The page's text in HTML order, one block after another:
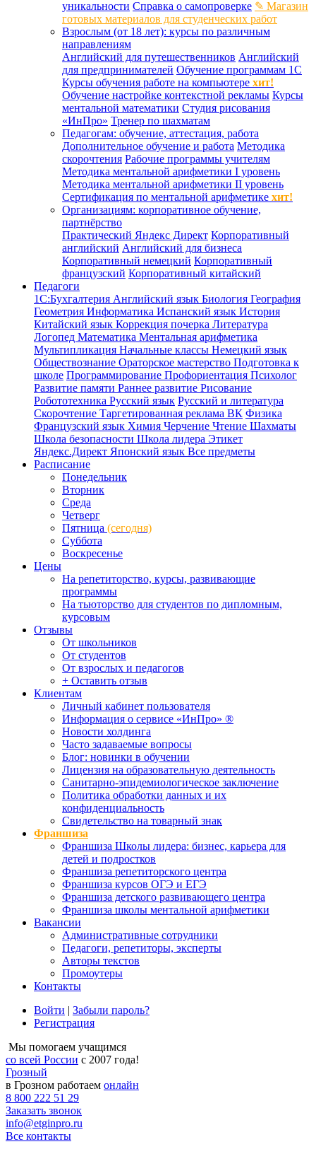
уникальности Справка о самопроверке ✎ Магазин
готовых материалов для студенческих работ
Взрослым (от 18 лет): курсы по различным
направлениям
Английский для путешественников Английский
для предпринимателей Обучение программам 1С
Курсы обучения работе на компьютере хит!
Обучение настройке контекстной рекламы Курсы
ментальной математики Студия рисования
«ИнПро» Тренер по шахматам
Педагогам: обучение, аттестация, работа
Дополнительное обучение и работа Методика
скорочтения Рабочие программы учителям
Методика ментальной арифметики I уровень
Методика ментальной арифметики II уровень
Сертификация по ментальной арифметике хит!
Организациям: корпоративное обучение,
партнёрство
Практический Яндекс Директ Корпоративный
английский Английский для бизнеса
Корпоративный немецкий Корпоративный
французский Корпоративный китайский
Педагоги
1С:Бухгалтерия Английский язык Биология География
Геометрия Информатика Испанский язык История
Китайский язык Коррекция почерка Литература
Логопед Математика Ментальная арифметика
Мультипликация Начальные классы Немецкий язык
Обществознание Ораторское мастерство Подготовка к
школе Программирование Профориентация Психолог
Развитие памяти Раннее развитие Рисование
Робототехника Русский язык Русский и литература
Скорочтение Таргетированная реклама ВК Физика
Французский язык Химия Черчение Чтение Шахматы
Школа безопасности Школа лидера Этикет
Яндекс.Директ Японский язык Все предметы
Расписание
Понедельник
Вторник
Среда
Четверг
Пятница (сегодня)
Суббота
Воскресенье
Цены
На репетиторство, курсы, развивающие
программы
На тьюторство для студентов по дипломным,
курсовым
Отзывы
От школьников
От студентов
От взрослых и педагогов
+ Оставить отзыв
Клиентам
Личный кабинет пользователя
Информация о сервисе «ИнПро» ®
Новости холдинга
Часто задаваемые вопросы
Блог: новинки в обучении
Лицензия на образовательную деятельность
Санитарно-эпидемиологическое заключение
Политика обработки данных и их
конфиденциальность
Свидетельство на товарный знак
Франшиза
Франшиза Школы лидера: бизнес, карьера для
детей и подростков
Франшиза репетиторского центра
Франшиза курсов ОГЭ и ЕГЭ
Франшиза детского развивающего центра
Франшиза школы ментальной арифметики
Вакансии
Административные сотрудники
Педагоги, репетиторы, эксперты
Авторы текстов
Промоутеры
Контакты
Войти | Забыли пароль?
Регистрация
Мы помогаем учащимся
со всей России с 2007 года!
Грозный
в Грозном работаем онлайн
8 800 222 51 29
Заказать звонок
info@etginpro.ru
Все контакты